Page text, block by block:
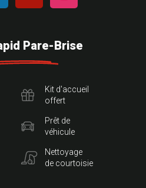
Pare-Brise
Kit d'accueil
offert
Prêt de
véhicule
Nettoyage
de courtoisie